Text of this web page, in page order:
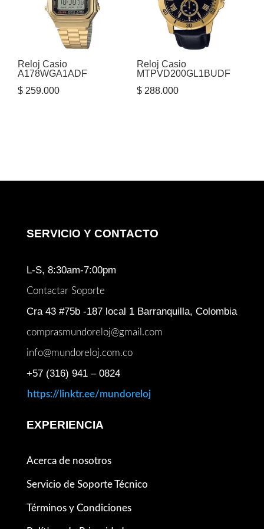
Reloj Casio
A178WGA1ADF
$ 259.000
Reloj Casio
MTPVD200GL1BUDF
$288.000
SERVICIO Y CONTACTO
L-S, 8:30am-7:00pm
Contactar Soporte
Cra 43 #75b -187 local 1 Barranquilla, Colombia
comprasmundoreloj@gmail.com
info@mundoreloj.com.co
+57 (316) 941 – 0824
https://linktr.ee/mundoreloj
EXPERIENCIA
Acerca de nosotros
Servicio de Soporte Técnico
Términos y Condiciones